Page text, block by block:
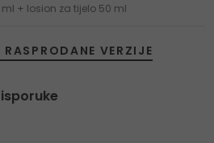
+ losion za tijelo 50 ml
VERZIJE